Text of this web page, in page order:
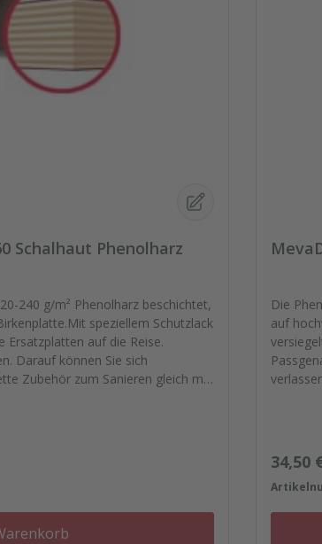
Schalhaut Phenolharz
240 g/m² Phenolharz beschichtet,
speziellem Schutzlack
auf die Reise.
Darauf können Sie sich
Zubehör zum Sanieren gleich mit.
Die
auf
34,50